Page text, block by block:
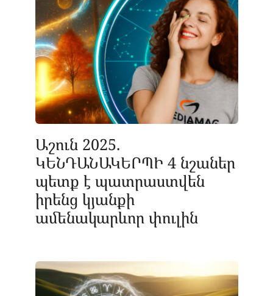
Աշուն 2025.
ԿԵՆԴԱՆԱԿԵՐՊԻ 4 նշաներ
պետք է պատրաստվեն
իրենց կյանքի
ամենակարևոր փուլին